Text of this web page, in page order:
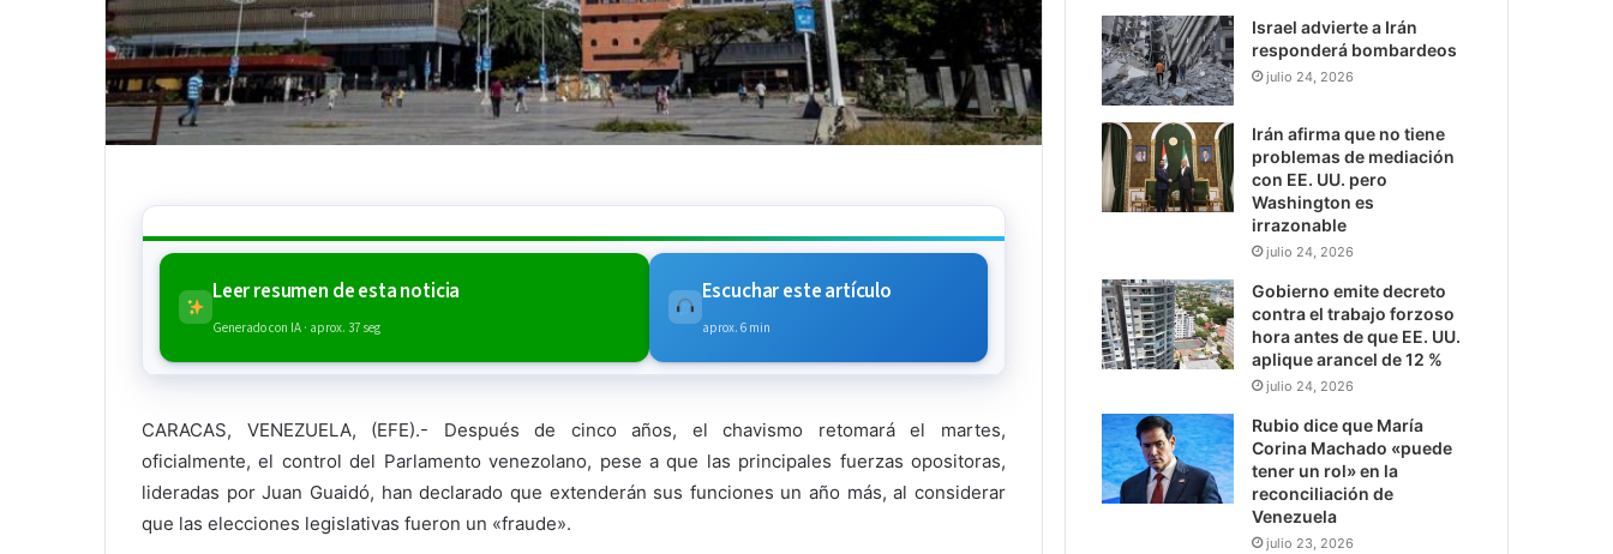
Leer resumen de esta noticia
Generado con IA · aprox. 37 seg
Escuchar este artículo
aprox. 6 min
CARACAS, VENEZUELA, (EFE).- Después de cinco años, el chavismo retomará el martes,
oficialmente, el control del Parlamento venezolano, pese a que las principales fuerzas opositoras,
lideradas por Juan Guaidó, han declarado que extenderán sus funciones un año más, al considerar
que las elecciones legislativas fueron un «fraude».
Israel advierte a Irán
responderá bombardeos
julio 24, 2026
Irán afirma que no tiene
problemas de mediación
con EE. UU. pero
Washington es
irrazonable
julio 24, 2026
Gobierno emite decreto
contra el trabajo forzoso
hora antes de que EE. UU.
aplique arancel de 12 %
julio 24, 2026
Rubio dice que María
Corina Machado «puede
tener un rol» en la
reconciliación de
Venezuela
julio 23, 2026